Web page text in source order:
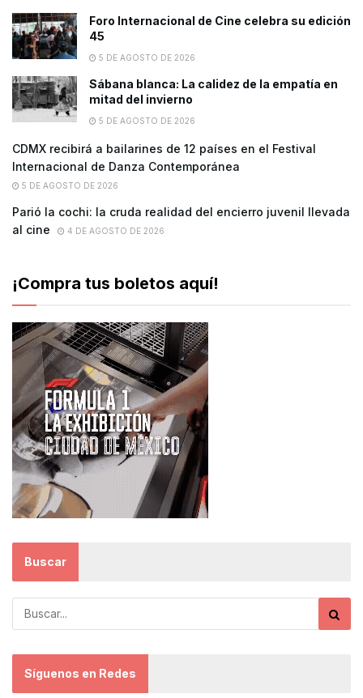
Foro Internacional de Cine celebra su edición
45
5 DE AGOSTO DE 2026
Sábana blanca: La calidez de la empatía en
mitad del invierno
5 DE AGOSTO DE 2026
CDMX recibirá a bailarines de 12 países en el Festival
Internacional de Danza Contemporánea
5 DE AGOSTO DE 2026
Parió la cochi: la cruda realidad del encierro juvenil llevada
al cine
4 DE AGOSTO DE 2026
¡Compra tus boletos aquí!
Buscar
Síguenos en Redes